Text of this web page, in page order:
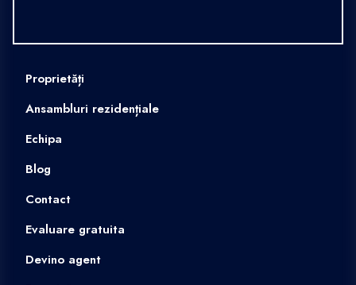
Proprietăți
Ansambluri rezidențiale
Echipa
Blog
Contact
Evaluare gratuita
Devino agent